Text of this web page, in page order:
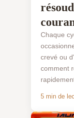
Chaque
crevé ou
comment
5 min de